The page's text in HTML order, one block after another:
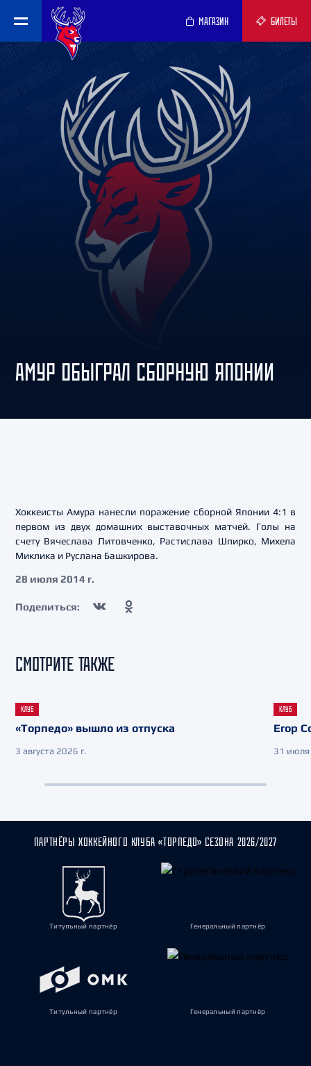
МАГАЗИН БИЛЕТЫ
АМУР ОБЫГРАЛ СБОРНУЮ ЯПОНИИ
Хоккеисты Амура нанесли поражение сборной Японии 4:1 в
первом из двух домашних выставочных матчей. Голы на
счету Вячеслава Литовченко, Растислава Шпирко, Михела
Миклика и Руслана Башкирова.
28 июля 2014 г.
Поделиться:
СМОТРИТЕ ТАКЖЕ
КЛУБ
«Торпедо» вышло из отпуска
3 августа 2026 г.
КЛУБ
Егор
31 июля
ПАРТНЁРЫ ХОККЕЙНОГО КЛУБА «ТОРПЕДО» СЕЗОНА 2026/2027
Титульный партнёр Генеральный партнёр
Титульный партнёр Генеральный партнёр